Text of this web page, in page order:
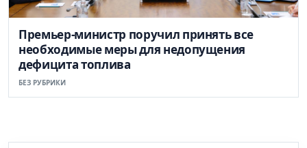
Премьер-министр поручил принять все
необходимые меры для недопущения
дефицита топлива
БЕЗ РУБРИКИ